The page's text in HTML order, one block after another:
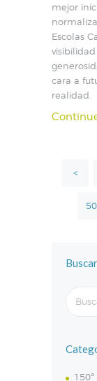
mejor
Escolas
cara a
realidad.
<
50
Buscar
Buscar: